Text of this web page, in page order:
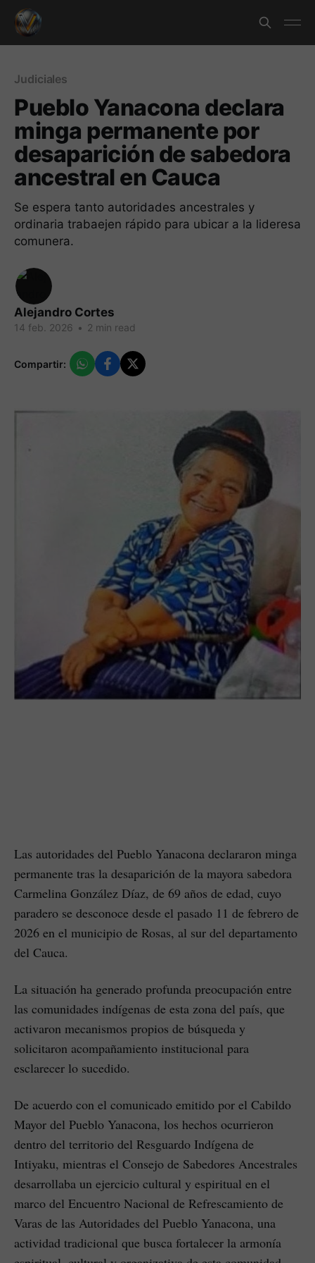
Judiciales
Pueblo Yanacona declara
minga permanente por
desaparición de sabedora
ancestral en Cauca
Se espera tanto autoridades ancestrales y
ordinaria trabaejen rápido para ubicar a la lideresa
comunera.
Alejandro Cortes
14 feb. 2026 • 2 min read
Compartir:
Las autoridades del Pueblo Yanacona declararon minga
permanente tras la desaparición de la mayora sabedora
Carmelina González Díaz, de 69 años de edad, cuyo
paradero se desconoce desde el pasado 11 de febrero de
2026 en el municipio de Rosas, al sur del departamento
del Cauca.
La situación ha generado profunda preocupación entre
las comunidades indígenas de esta zona del país, que
activaron mecanismos propios de búsqueda y
solicitaron acompañamiento institucional para
esclarecer lo sucedido.
De acuerdo con el comunicado emitido por el Cabildo
Mayor del Pueblo Yanacona, los hechos ocurrieron
dentro del territorio del Resguardo Indígena de
Intiyaku, mientras el Consejo de Sabedores Ancestrales
desarrollaba un ejercicio cultural y espiritual en el
marco del Encuentro Nacional de Refrescamiento de
Varas de las Autoridades del Pueblo Yanacona, una
actividad tradicional que busca fortalecer la armonía